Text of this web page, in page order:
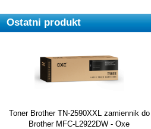
Ostatni produkt
Toner Brother TN-2590XXL zamiennik do
Brother MFC-L2922DW - Oxe